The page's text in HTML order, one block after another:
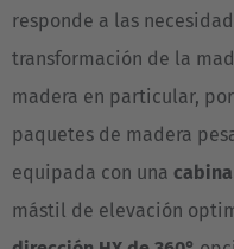
Italia
Italiano
Luxembourg
Français Deutsch
Nederland
responde a las
transformación de la
madera en particular,
paquetes de madera
equipada con una
mástil de elevación